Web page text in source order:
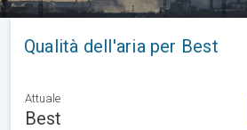
Qualità dell'aria per Best
Attuale
Best